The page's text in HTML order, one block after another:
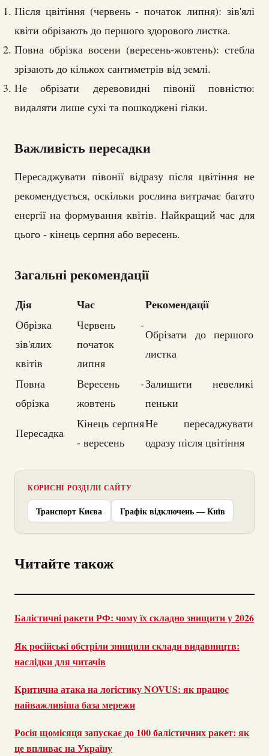
Після цвітіння (червень - початок липня): зів'ялі
квіти обрізають до першого здорового листка.
Повна обрізка восени (вересень-жовтень): стебла
зрізають до кількох сантиметрів від землі.
Не обрізати деревовидні півонії повністю:
видаляти лише сухі та пошкоджені гілки.
Важливість пересадки
Пересаджувати півонії відразу після цвітіння не
рекомендується, оскільки рослина витрачає багато
енергії на формування квітів. Найкращий час для
цього - кінець серпня або вересень.
Загальні рекомендації
Дія Час Рекомендації
Обрізка
зів'ялих
квітів
Червень -
початок
липня
Обрізати до першого
листка
Повна
обрізка
Вересень -
жовтень
Залишити невеликі
пеньки
Пересадка
Кінець серпня
- вересень
Не пересаджувати
одразу після цвітіння
КОРИСНІ РОЗДІЛИ САЙТУ
Транспорт Києва Графік відключень — Київ
Читайте також
Балістичні ракети РФ: чому їх складно знищити у 2026
Як російські обстріли знищили склади видавництв:
наслідки для читачів
Критична атака на логістику NOVUS: як працює
найважливіша база мережи
Росія щомісяця запускає до 100 балістичних ракет: як
це впливає на Україну